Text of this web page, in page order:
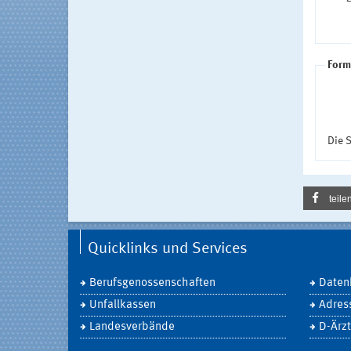
Die
Quicklinks und Services
Berufsgenossenschaften
Unfallkassen
Landesverbände
D-